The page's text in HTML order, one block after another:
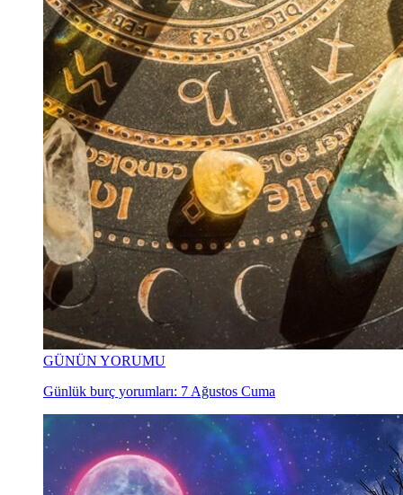
GÜNÜN YORUMU
Günlük burç yorumları: 7 Ağustos Cuma